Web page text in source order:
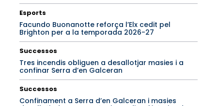
Esports
Facundo Buonanotte reforça l’Elx cedit pel
Brighton per a la temporada 2026-27
Successos
Tres incendis obliguen a desallotjar masies i a
confinar Serra d’en Galceran
Successos
Confinament a Serra d’en Galceran i masies